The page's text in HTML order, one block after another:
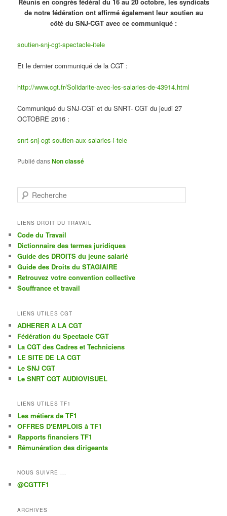
de notre fédération ont affirmé également leur soutien au
côté du SNJ-CGT avec ce communiqué :
soutien-snj-cgt-spectacle-itele
Et le dernier communiqué de la CGT :
http://www.cgt.fr/Solidarite-avec-les-salaries-de-43914.html
Communiqué du SNJ-CGT et du SNRT- CGT du jeudi 27
OCTOBRE 2016 :
snrt-snj-cgt-soutien-aux-salaries-i-tele
Publié dansNon classé
e
h
r
c
h
e
LIENS DROIT DU TRAVAIL
Code du Travail
Dictionnaire des termes juridiques
Guide des DROITS du jeune salarié
Guide des Droits du STAGIAIRE
Retrouvez votre convention collective
Souffrance et travail
LIENS UTILES CGT
ADHERER A LA CGT
Fédération du Spectacle CGT
La CGT des Cadres et Techniciens
LE SITE DE LA CGT
Le SNJ CGT
Le SNRT CGT AUDIOVISUEL
LIENS UTILES TF1
Les métiers de TF1
OFFRES D'EMPLOIS à TF1
Rapports financiers TF1
Rémunération des dirigeants
NOUS SUIVRE ...
@CGTTF1
ARCHIVES